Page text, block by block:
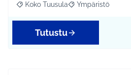
Rajaa tulokset aihepiirin mukaan:
Koko Tuusula Rajaa tulokset
Ympäristö
Tutustu